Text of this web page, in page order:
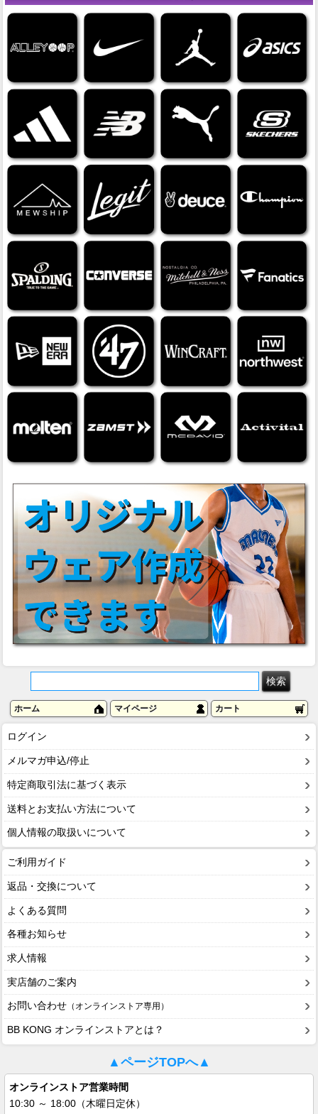
ホーム マイページ カート
ログイン
メルマガ申込/停止
特定商取引法に基づく表示
送料とお支払い方法について
個人情報の取扱いについて
ご利用ガイド
返品・交換について
よくある質問
各種お知らせ
求人情報
実店舗のご案内
お問い合わせ （オンラインストア専用）
BB KONG オンラインストアとは？
▲ページTOPへ▲
オンラインストア営業時間
10:30 ～ 18:00（木曜日定休）